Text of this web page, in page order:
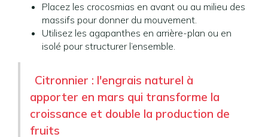
Placez les crocosmias en avant ou au milieu des
massifs pour donner du mouvement.
Utilisez les agapanthes en arrière-plan ou en
isolé pour structurer l’ensemble.
Citronnier : l'engrais naturel à
apporter en mars qui transforme la
croissance et double la production de
fruits